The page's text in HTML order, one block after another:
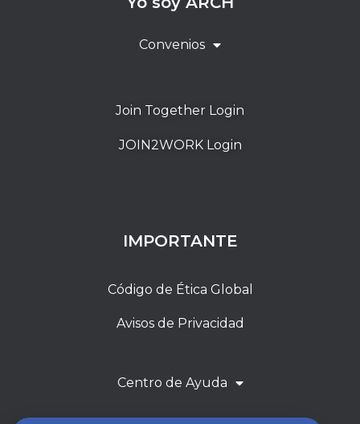
Convenios
Join Together Login
JOIN2WORK Login
IMPORTANTE
Código de Ética Global
Avisos de Privacidad
Centro de Ayuda